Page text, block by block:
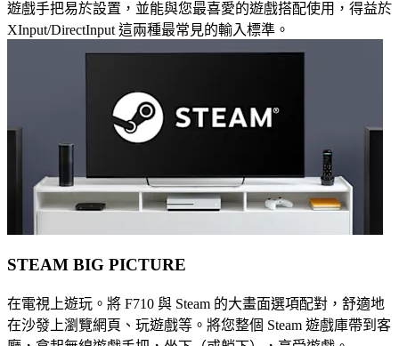
遊戲手把易於設置，並能與您最喜愛的遊戲搭配使用，得益於
XInput/DirectInput 這兩種最常見的輸入標準。
STEAM BIG PICTURE
在電視上遊玩。將 F710 與 Steam 的大畫面選項配對，舒適地
在沙發上瀏覽網頁、玩遊戲等。將您整個 Steam 遊戲庫帶到客